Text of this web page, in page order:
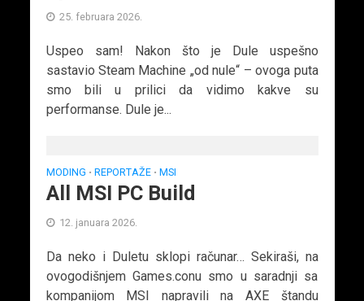
25. februara 2026.
Uspeo sam! Nakon što je Dule uspešno
sastavio Steam Machine „od nule“ – ovoga puta
smo bili u prilici da vidimo kakve su
performanse. Dule je...
MODING • REPORTAŽE • MSI
All MSI PC Build
12. januara 2026.
Da neko i Duletu sklopi računar… Sekiraši, na
ovogodišnjem Games.conu smo u saradnji sa
kompanijom MSI napravili na AXE štandu